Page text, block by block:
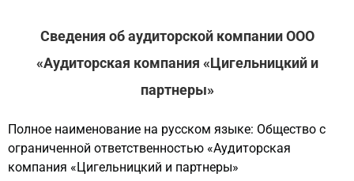
Сведения об аудиторской компании ООО
«Аудиторская компания «Цигельницкий и
партнеры»
Полное наименование на русском языке: Общество с
ограниченной ответственностью «Аудиторская
компания «Цигельницкий и партнеры»